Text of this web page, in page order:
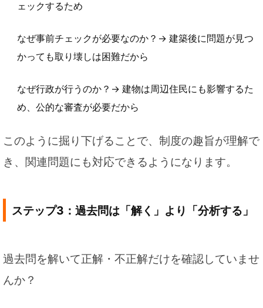
ェックするため
なぜ事前チェックが必要なのか？→ 建築後に問題が見つ
かっても取り壊しは困難だから
なぜ行政が行うのか？→ 建物は周辺住民にも影響するた
め、公的な審査が必要だから
このように掘り下げることで、制度の趣旨が理解で
き、関連問題にも対応できるようになります。
ステップ3：過去問は「解く」より「分析する」
過去問を解いて正解・不正解だけを確認していませ
んか？